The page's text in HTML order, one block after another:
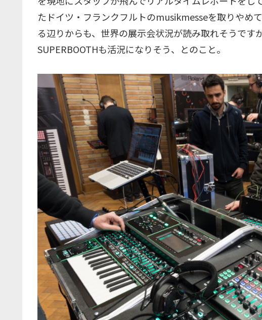
たドイツ・フランクフルトのmusikmesseを取りやめ
る辺りからも、世界の展示会状況が読み取れそうです
SUPERBOOTHも活況になりそう、とのこと。